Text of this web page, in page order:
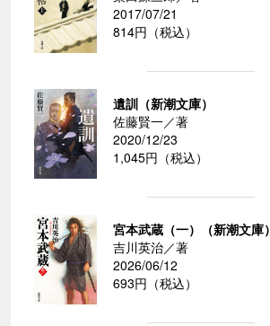
2017/07/21
814円（税込）
遺訓（新潮文庫）
佐藤賢一／著
2020/12/23
1,045円（税込）
宮本武蔵（一）（新潮文庫）
吉川英治／著
2026/06/12
693円（税込）